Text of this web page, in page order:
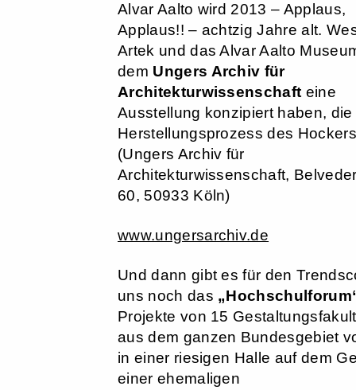
Alvar Aalto wird 2013 – Applaus,
Applaus!! – achtzig Jahre alt.
Artek und das Alvar Aalto
dem Ungers Archiv für
Architekturwissenschaft eine
Ausstellung konzipiert haben, die
Herstellungsprozess des
(Ungers Archiv für
Architekturwissenschaft,
60, 50933 Köln)
www.ungersarchiv.de
Und dann gibt es für den
uns noch das
Projekte von 15
aus dem ganzen Bundesgebiet
in einer riesigen Halle auf dem
einer ehemaligen